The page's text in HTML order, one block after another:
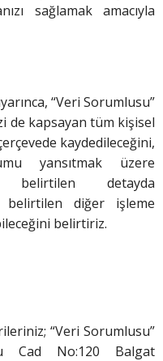
sağlamak amacıyla
“Veri Sorumlusu”
de kapsayan tüm kişisel
kaydedileceğini,
yansıtmak üzere
belirtilen detayda
belirtilen diğer işleme
belirtiriz.
“Veri Sorumlusu”
Cad No:120 Balgat